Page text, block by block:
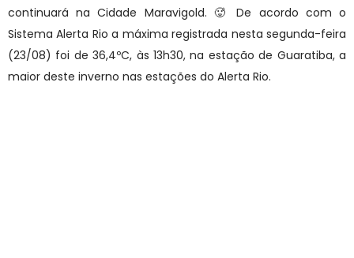
continuará na Cidade Maravigold. 🥵 De acordo com o
Sistema Alerta Rio a máxima registrada nesta segunda-feira
(23/08) foi de 36,4ºC, às 13h30, na estação de Guaratiba, a
maior deste inverno nas estações do Alerta Rio.